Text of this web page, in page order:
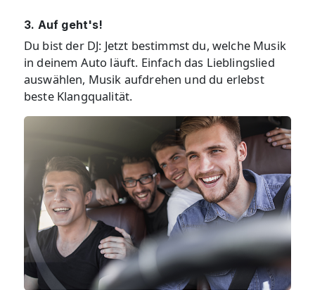
3. Auf geht's!
Du bist der DJ: Jetzt bestimmst du, welche Musik
in deinem Auto läuft. Einfach das Lieblingslied
auswählen, Musik aufdrehen und du erlebst
beste Klangqualität.